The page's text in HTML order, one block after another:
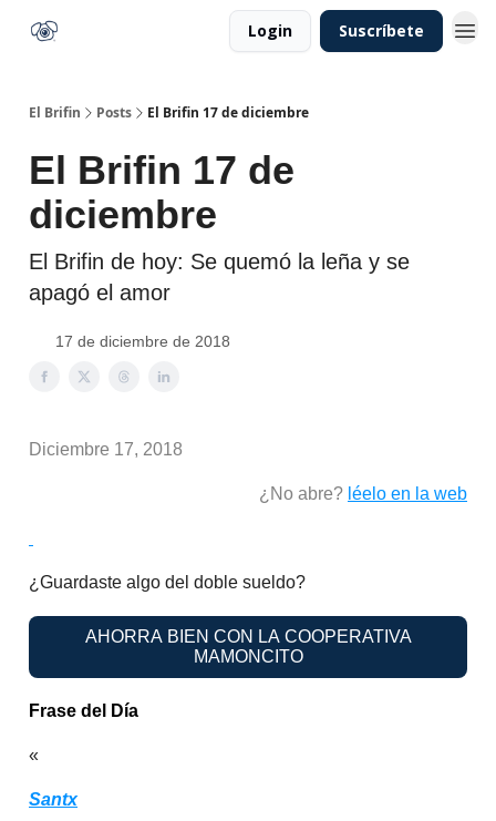
Login Suscríbete
El Brifin Posts El Brifin 17 de diciembre
El Brifin 17 de
diciembre
El Brifin de hoy: Se quemó la leña y se
apagó el amor
17 de diciembre de 2018
Diciembre 17, 2018
¿No abre? léelo en la web
¿Guardaste algo del doble sueldo?
AHORRA BIEN CON LA COOPERATIVA
MAMONCITO
Frase del Día
«
Santx